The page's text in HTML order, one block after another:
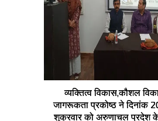
व्यक्तित्व विकास,कौशल
जागरूकता प्रकोष्ठ ने दिनांक
शुक्रवार को अरुणाचल प्रदेश